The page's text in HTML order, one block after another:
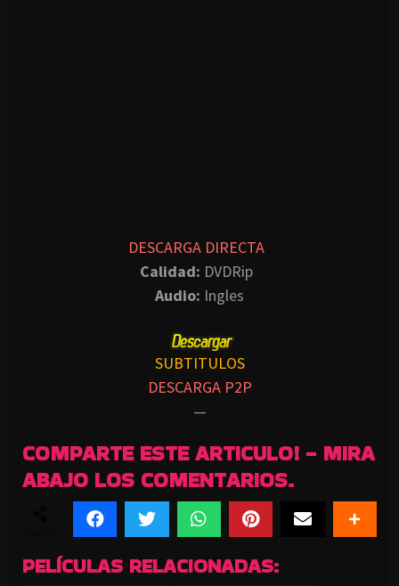
DESCARGA DIRECTA
Calidad: DVDRip
Audio: Ingles
SUBTITULOS
DESCARGA P2P
—
COMPARTE ESTE ARTICULO! - MIRA
ABAJO LOS COMENTARIOS.
PELÍCULAS RELACIONADAS: